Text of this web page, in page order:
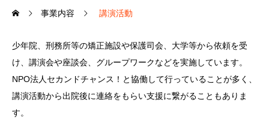
事業内容 講演活動
少年院、刑務所等の矯正施設や保護司会、大学等から依頼を受
け、講演会や座談会、グループワークなどを実施しています。
NPO法人セカンドチャンス！と協働して行っていることが多く、
講演活動から出院後に連絡をもらい支援に繋がることもありま
す。